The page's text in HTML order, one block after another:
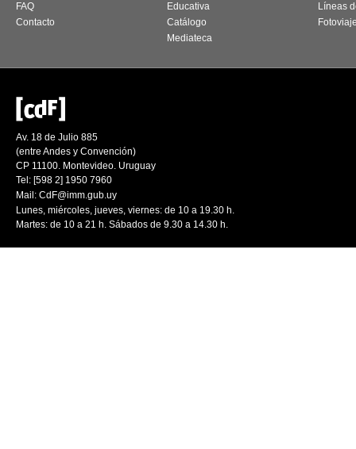
FAQ
Contacto
Educativa
Catálogo
Mediateca
Líneas
Av. 18 de Julio 885
(entre Andes y Convención)
CP 11100. Montevideo. Uruguay
Tel: [598 2] 1950 7960
Mail: CdF@imm.gub.uy
Lunes, miércoles, jueves, viernes: de 10 a 19.30 h.
Martes: de 10 a 21 h. Sábados de 9.30 a 14.30 h.